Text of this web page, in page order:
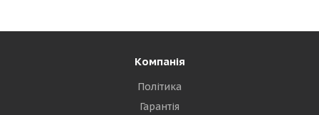
Компанія
Політика
Гарантія